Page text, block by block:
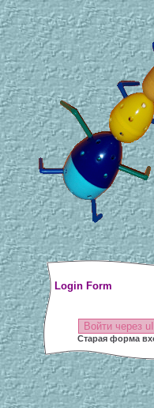
Login Form
Войти через
Старая форма